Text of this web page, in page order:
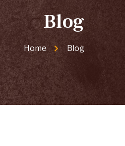
Blog
Home Blog